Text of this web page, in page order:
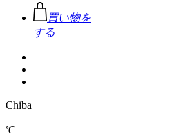
買い物を
する
Chiba
℃